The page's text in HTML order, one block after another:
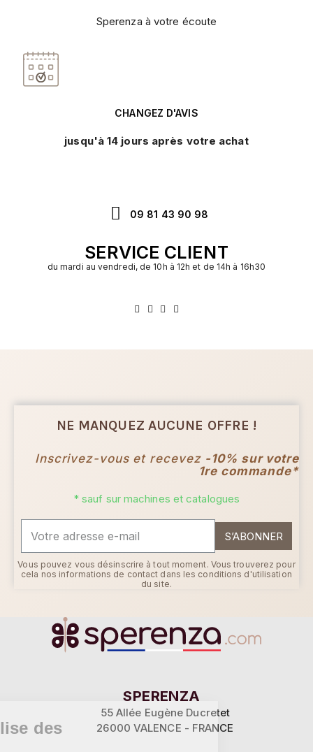
Sperenza à votre écoute
CHANGEZ D'AVIS
jusqu'à 14 jours après votre achat
09 81 43 90 98
SERVICE CLIENT
du mardi au vendredi, de 10h à 12h et de 14h à 16h30
NE MANQUEZ AUCUNE OFFRE !
Inscrivez-vous et recevez -10% sur votre
1re commande*
* sauf sur machines et catalogues
S’ABONNER
Vous pouvez vous désinscrire à tout moment. Vous trouverez pour
cela nos informations de contact dans les conditions d'utilisation
du site.
SPERENZA
55 Allée Eugène Ducretet
26000 VALENCE - FRANCE
Ce site utilise des